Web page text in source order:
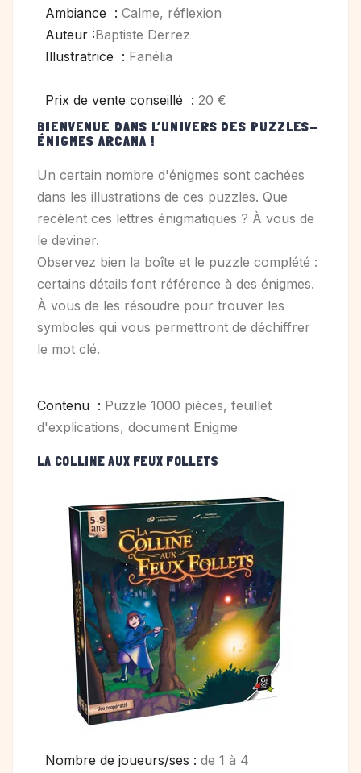
Ambiance : Calme, réflexion
Auteur :Baptiste Derrez
Illustratrice : Fanélia
Prix de vente conseillé : 20 €
BIENVENUE DANS L’UNIVERS DES PUZZLES-
ÉNIGMES ARCANA !
Un certain nombre d'énigmes sont cachées
dans les illustrations de ces puzzles. Que
recèlent ces lettres énigmatiques ? À vous de
le deviner.
Observez bien la boîte et le puzzle complété :
certains détails font référence à des énigmes.
À vous de les résoudre pour trouver les
symboles qui vous permettront de déchiffrer
le mot clé.
Contenu : Puzzle 1000 pièces, feuillet
d'explications, document Enigme
LA COLLINE AUX FEUX FOLLETS
Nombre de joueurs/ses : de 1 à 4